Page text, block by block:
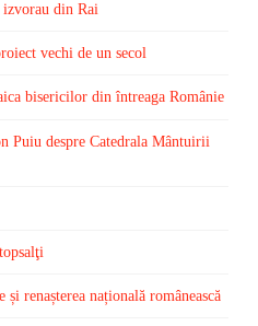
din Rai
vechi de un secol
bisericilor din întreaga Românie
Puiu despre Catedrala Mântuirii
renașterea națională românească